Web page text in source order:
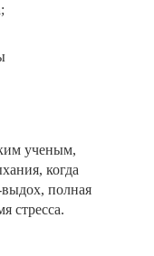
ученым,
когда
полная
стресса.